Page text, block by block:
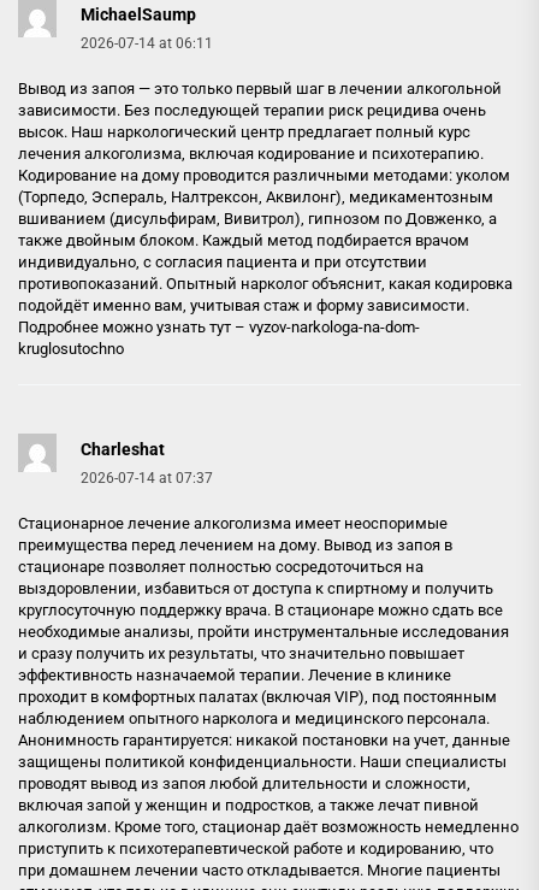
MichaelSaump
2026-07-14 at 06:11
Вывод из запоя — это только первый шаг в лечении алкогольной
зависимости. Без последующей терапии риск рецидива очень
высок. Наш наркологический центр предлагает полный курс
лечения алкоголизма, включая кодирование и психотерапию.
Кодирование на дому проводится различными методами: уколом
(Торпедо, Эспераль, Налтрексон, Аквилонг), медикаментозным
вшиванием (дисульфирам, Вивитрол), гипнозом по Довженко, а
также двойным блоком. Каждый метод подбирается врачом
индивидуально, с согласия пациента и при отсутствии
противопоказаний. Опытный нарколог объяснит, какая кодировка
подойдёт именно вам, учитывая стаж и форму зависимости.
Подробнее можно узнать тут – vyzov-narkologa-na-dom-
kruglosutochno
Charleshat
2026-07-14 at 07:37
Стационарное лечение алкоголизма имеет неоспоримые
преимущества перед лечением на дому. Вывод из запоя в
стационаре позволяет полностью сосредоточиться на
выздоровлении, избавиться от доступа к спиртному и получить
круглосуточную поддержку врача. В стационаре можно сдать все
необходимые анализы, пройти инструментальные исследования
и сразу получить их результаты, что значительно повышает
эффективность назначаемой терапии. Лечение в клинике
проходит в комфортных палатах (включая VIP), под постоянным
наблюдением опытного нарколога и медицинского персонала.
Анонимность гарантируется: никакой постановки на учет, данные
защищены политикой конфиденциальности. Наши специалисты
проводят вывод из запоя любой длительности и сложности,
включая запой у женщин и подростков, а также лечат пивной
алкоголизм. Кроме того, стационар даёт возможность немедленно
приступить к психотерапевтической работе и кодированию, что
при домашнем лечении часто откладывается. Многие пациенты